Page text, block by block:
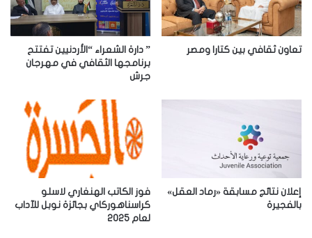
ل
ت
ر
تعاون ثقافي بين كتارا ومصر
” دارة الشعراء “الأردنيين تفتتح
برنامجها الثقافي في مهرجان
جرش
إعلان نتائج مسابقة «رماد العقل»
بالفجيرة
فوز الكاتب الهنغاري لاسلو
كراسناهوركاي بجائزة نوبل للآداب
لعام 2025